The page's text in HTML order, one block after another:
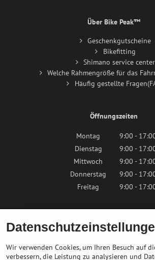
Über Bike Peak™
Geschenkgutscheine
Bikefitting
Shimano service center
Welche Rahmengröße für das
Häufig gestellte
Öffnungszeiten
Montag
9:00 -
Dienstag
9:00 -
Mittwoch
9:00 -
Donnerstag
9:00 -
Freitag
9:00 -
Samstag
9:00 -
Sonntag
Wir verwenden Cookies, um Ihren Besuch auf
verbessern, die Leistung zu analysieren und